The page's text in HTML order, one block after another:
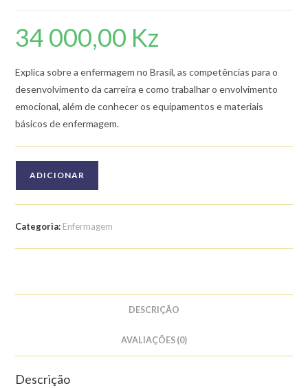
34 000,00 Kz
Explica sobre a enfermagem no Brasil, as competências para o
desenvolvimento da carreira e como trabalhar o envolvimento
emocional, além de conhecer os equipamentos e materiais
básicos de enfermagem.
Curso
ADICIONAR
Categoria: Enfermagem
DESCRIÇÃO
AVALIAÇÕES (0)
Descrição